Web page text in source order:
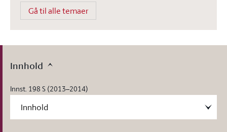
Gå til alle temaer
Innhold
Innst. 198 S (2013–2014)